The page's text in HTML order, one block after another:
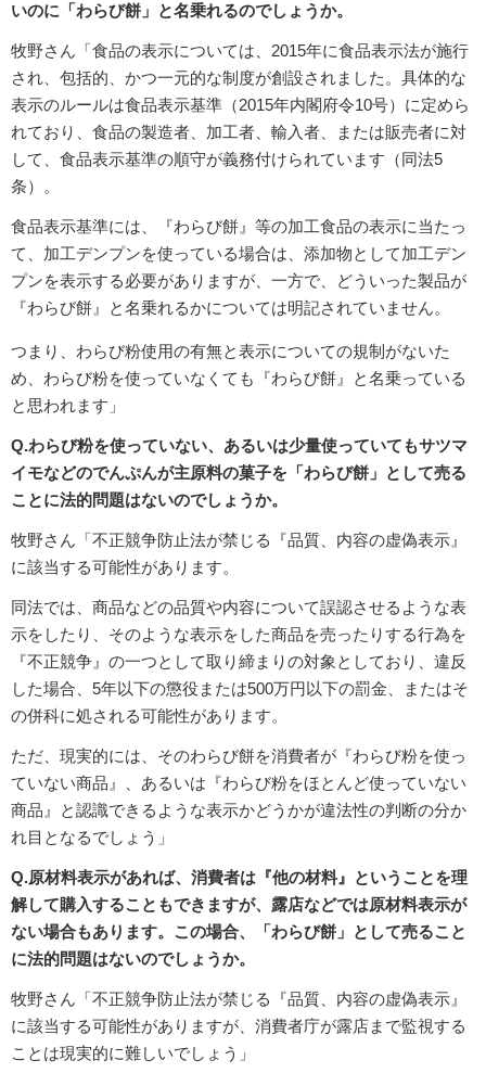
いのに「わらび餅」と名乗れるのでしょうか。
牧野さん「食品の表示については、2015年に食品表示法が施行
され、包括的、かつ一元的な制度が創設されました。具体的な
表示のルールは食品表示基準（2015年内閣府令10号）に定めら
れており、食品の製造者、加工者、輸入者、または販売者に対
して、食品表示基準の順守が義務付けられています（同法5
条）。
食品表示基準には、『わらび餅』等の加工食品の表示に当たっ
て、加工デンプンを使っている場合は、添加物として加工デン
プンを表示する必要がありますが、一方で、どういった製品が
『わらび餅』と名乗れるかについては明記されていません。
つまり、わらび粉使用の有無と表示についての規制がないた
め、わらび粉を使っていなくても『わらび餅』と名乗っている
と思われます」
Q.わらび粉を使っていない、あるいは少量使っていてもサツマ
イモなどのでんぷんが主原料の菓子を「わらび餅」として売る
ことに法的問題はないのでしょうか。
牧野さん「不正競争防止法が禁じる『品質、内容の虚偽表示』
に該当する可能性があります。
同法では、商品などの品質や内容について誤認させるような表
示をしたり、そのような表示をした商品を売ったりする行為を
『不正競争』の一つとして取り締まりの対象としており、違反
した場合、5年以下の懲役または500万円以下の罰金、またはそ
の併科に処される可能性があります。
ただ、現実的には、そのわらび餅を消費者が『わらび粉を使っ
ていない商品』、あるいは『わらび粉をほとんど使っていない
商品』と認識できるような表示かどうかが違法性の判断の分か
れ目となるでしょう」
Q.原材料表示があれば、消費者は『他の材料』ということを理
解して購入することもできますが、露店などでは原材料表示が
ない場合もあります。この場合、「わらび餅」として売ること
に法的問題はないのでしょうか。
牧野さん「不正競争防止法が禁じる『品質、内容の虚偽表示』
に該当する可能性がありますが、消費者庁が露店まで監視する
ことは現実的に難しいでしょう」